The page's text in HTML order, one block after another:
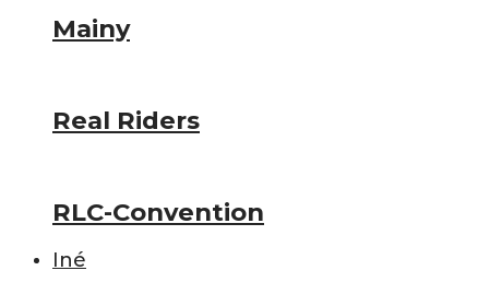
Mainy
Real Riders
RLC-Convention
Iné